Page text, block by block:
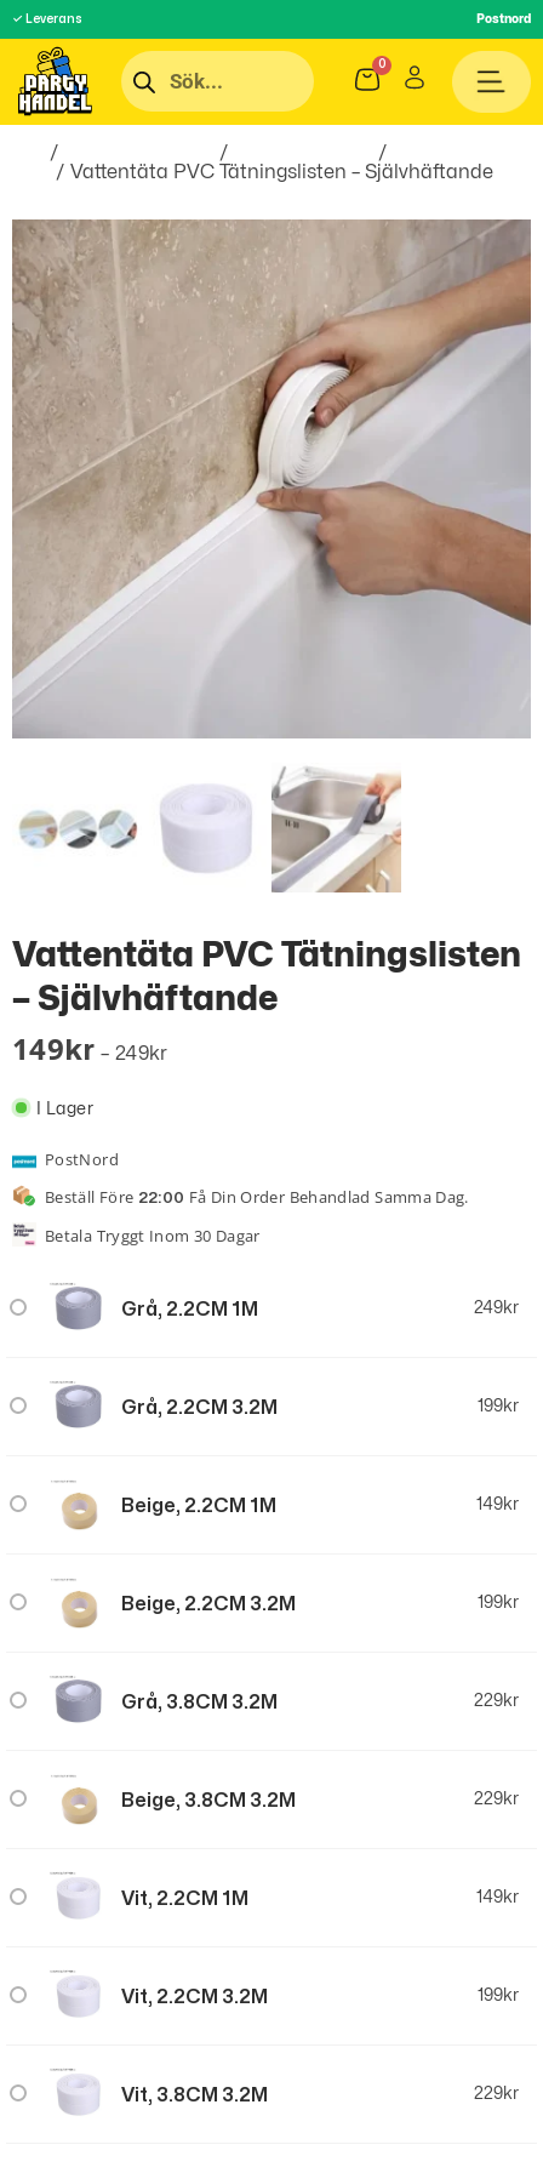
✓ Leverans Postnord
/ / /
/ Vattentäta PVC Tätningslisten – Självhäftande
Vattentäta PVC Tätningslisten
– Självhäftande
149 Kr – 249Kr
I Lager
PostNord
Beställ Före 22:00 Få Din Order Behandlad Samma Dag.
Betala Tryggt Inom 30 Dagar
Grå, 2.2CM 1M 249kr
Grå, 2.2CM 3.2M 199kr
Beige, 2.2CM 1M 149kr
Beige, 2.2CM 3.2M 199kr
Grå, 3.8CM 3.2M 229kr
Beige, 3.8CM 3.2M 229kr
Vit, 2.2CM 1M 149kr
Vit, 2.2CM 3.2M 199kr
Vit, 3.8CM 3.2M 229kr